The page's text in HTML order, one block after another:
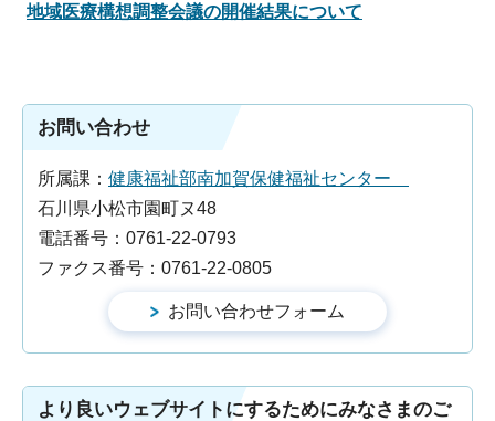
地域医療構想調整会議の開催結果について
お問い合わせ
所属課： 健康福祉部南加賀保健福祉センター
石川県小松市園町ヌ48
電話番号：0761-22-0793
ファクス番号：0761-22-0805
より良いウェブサイトにするためにみなさまのご